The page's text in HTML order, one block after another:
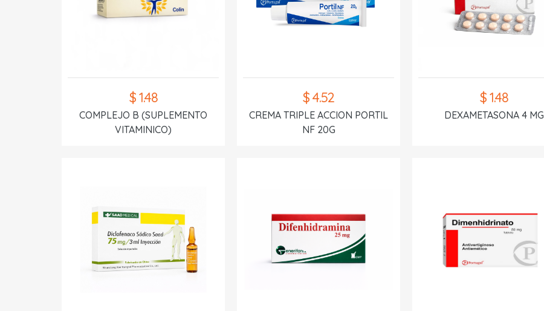
$ 1.48
COMPLEJO B (SUPLEMENTO
VITAMINICO)
$ 4.52
CREMA TRIPLE ACCION PORTIL
NF 20G
$ 1.48
DEXAMETASONA 4 MG